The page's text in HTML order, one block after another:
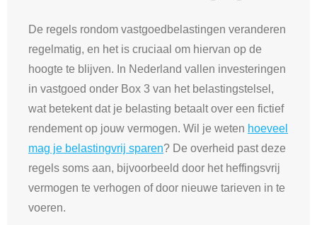
De regels rondom vastgoedbelastingen veranderen
regelmatig, en het is cruciaal om hiervan op de
hoogte te blijven. In Nederland vallen investeringen
in vastgoed onder Box 3 van het belastingstelsel,
wat betekent dat je belasting betaalt over een fictief
rendement op jouw vermogen. Wil je weten hoeveel
mag je belastingvrij sparen? De overheid past deze
regels soms aan, bijvoorbeeld door het heffingsvrij
vermogen te verhogen of door nieuwe tarieven in te
voeren.